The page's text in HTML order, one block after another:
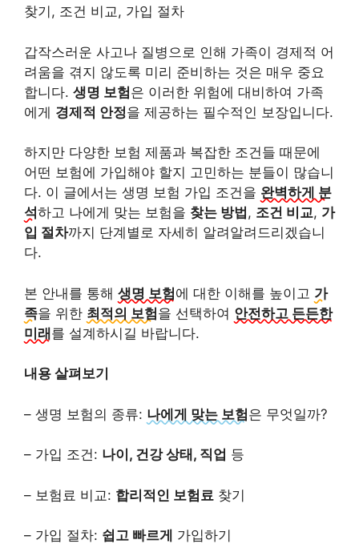
찾기, 조건 비교, 가입 절차
갑작스러운 사고나 질병으로 인해 가족이 경제적 어
려움을 겪지 않도록 미리 준비하는 것은 매우 중요
합니다. 생명 보험은 이러한 위험에 대비하여 가족
에게 경제적 안정을 제공하는 필수적인 보장입니다.
하지만 다양한 보험 제품과 복잡한 조건들 때문에
어떤 보험에 가입해야 할지 고민하는 분들이 많습니
다. 이 글에서는 생명 보험 가입 조건을 완벽하게 분
석하고 나에게 맞는 보험을 찾는 방법 , 조건 비교, 가
입 절차까지 단계별로 자세히 알려알려드리겠습니
다.
본 안내를 통해 생명 보험에 대한 이해를 높이고 가
족을 위한 최적의 보험을 선택하여 안전하고 든든한
미래를 설계하시길 바랍니다.
내용 살펴보기
– 생명 보험의 종류: 나에게 맞는 보험은 무엇일까?
– 가입 조건: 나이, 건강 상태, 직업 등
– 보험료 비교: 합리적인 보험료 찾기
– 가입 절차: 쉽고 빠르게 가입하기